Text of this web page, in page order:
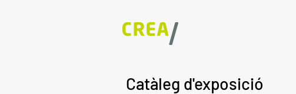
Catàleg d'exposició